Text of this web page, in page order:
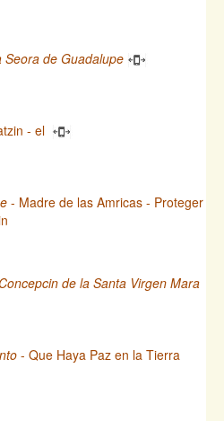
de Guadalupe
- el
- Madre de las Amricas - Proteger
de la Santa Virgen Mara
- Que Haya Paz en la Tierra